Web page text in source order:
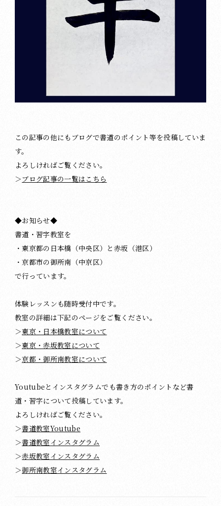
この記事の他にもブログで書道のポイント等を投稿していま
す。
よろしければご覧ください。
＞ ブログ記事の一覧はこちら
◆お知らせ◆
書道・習字教室を
・東京都の日本橋（中央区）と赤坂（港区）
・京都市の御所南（中京区）
で行っています。
体験レッスンも随時受付中です。
教室の詳細は下記のページをご覧ください。
＞東京・日本橋教室について
＞東京・赤坂教室について
＞京都・御所南教室について
Youtubeとインスタグラムでも書き方のポイントなど書
道・習字について投稿しています。
よろしければご覧ください。
＞書道教室Youtube
＞書道教室インスタグラム
＞赤坂教室インスタグラム
＞御所南教室インスタグラム